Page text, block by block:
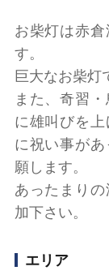
お柴灯は赤
す。
巨大なお柴灯
また、奇習
に雄叫びを
に祝い事が
願します。
あったまり
加下さい。
エリア